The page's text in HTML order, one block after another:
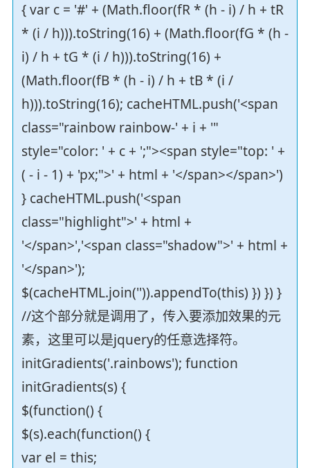
{ var c = '#' + (Math.floor(fR * (h - i) / h + tR
* (i / h))).toString(16) + (Math.floor(fG * (h -
i) / h + tG * (i / h))).toString(16) +
(Math.floor(fB * (h - i) / h + tB * (i /
h))).toString(16); cacheHTML.push('<span
class="rainbow rainbow-' + i + '"
style="color: ' + c + ';"><span style="top: ' +
( - i - 1) + 'px;">' + html + '</span></span>')
} cacheHTML.push('<span
class="highlight">' + html +
'</span>','<span class="shadow">' + html +
'</span>');
$(cacheHTML.join('')).appendTo(this) }) }) }
//这个部分就是调用了，传入要添加效果的元
素，这里可以是jquery的任意选择符。
initGradients('.rainbows'); function
initGradients(s) {
$(function() {
$(s).each(function() {
var el = this;